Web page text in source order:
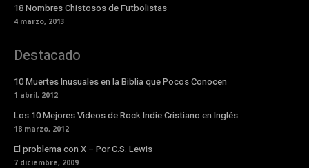
18 Nombres Chistosos de Futbolistas
4 marzo, 2013
Destacado
10 Muertes Inusuales en la Biblia que Pocos Conocen
1 abril, 2012
Los 10 Mejores Videos de Rock Indie Cristiano en Inglés
18 marzo, 2012
El problema con X – Por C.S. Lewis
7 diciembre, 2009